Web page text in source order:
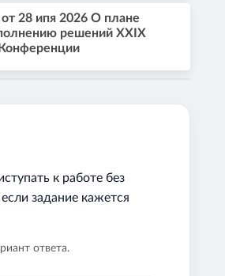
28 ипя 2026 О плане
решений XXIX
к работе без
задание кажется
ответа.